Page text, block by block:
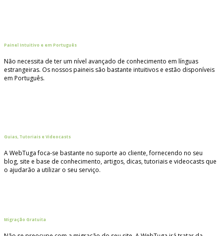
Painel Intuitivo e em Português
Não necessita de ter um nível avançado de conhecimento em línguas
estrangeiras. Os nossos paineis são bastante intuitivos e estão disponíveis
em Português.
Guias, Tutoriais e Videocasts
A WebTuga foca-se bastante no suporte ao cliente, fornecendo no seu
blog, site e base de conhecimento, artigos, dicas, tutoriais e videocasts que
o ajudarão a utilizar o seu serviço.
Migração Gratuita